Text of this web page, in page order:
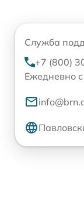
Служба
+7 (800)
Ежедневно